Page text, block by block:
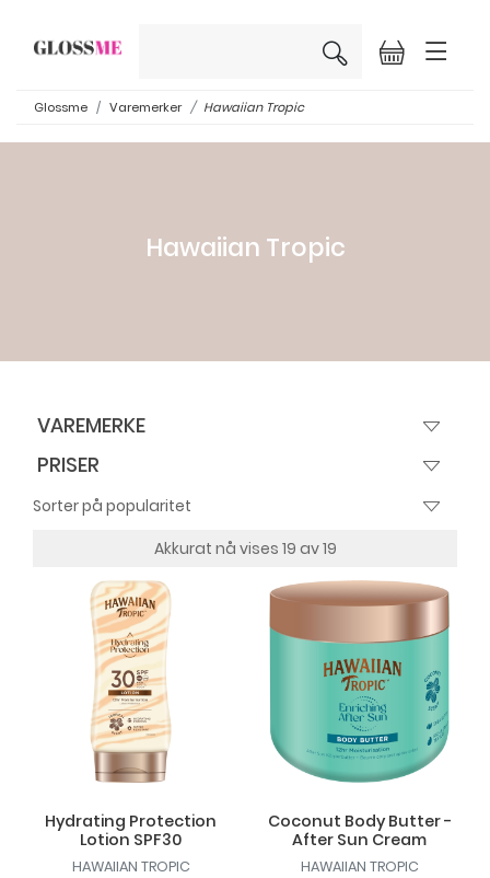
×
Glossme Varemerker Hawaiian Tropic
Hawaiian Tropic
VAREMERKE
PRISER
Akkurat nå vises 19 av 19
Hydrating Protection
Lotion SPF30
HAWAIIAN TROPIC
Coconut Body Butter -
After Sun Cream
HAWAIIAN TROPIC